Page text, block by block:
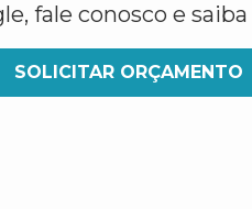
fale conosco e
SOLICITAR ORÇAMENTO